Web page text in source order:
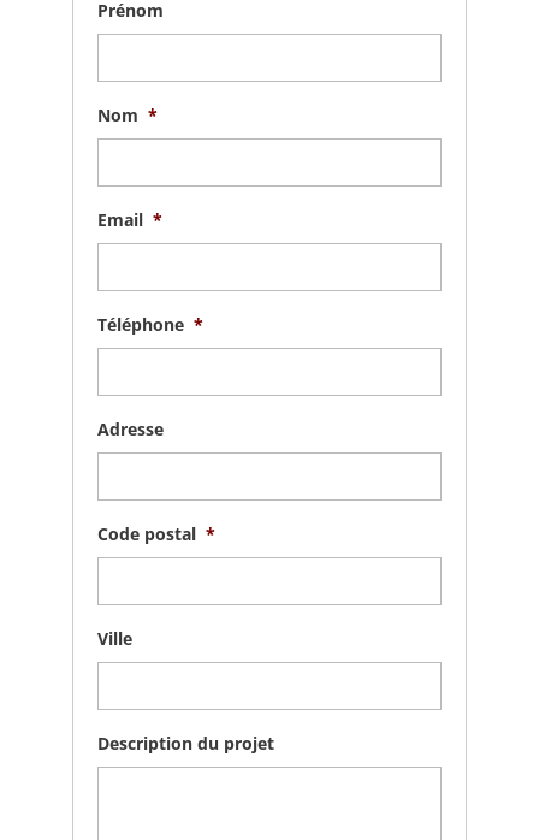
Prénom
Nom *
Email *
Téléphone *
Adresse
Code postal *
Ville
Description du projet